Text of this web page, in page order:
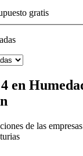
gratis
en
de las